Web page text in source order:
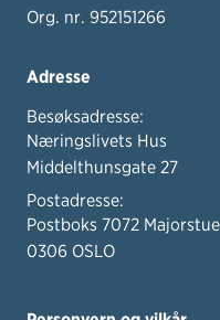
Org. nr. 952151266
Adresse
Besøksadresse:
Næringslivets Hus
Middelthunsgate 27
Postadresse:
Postboks 7072
0306 OSLO